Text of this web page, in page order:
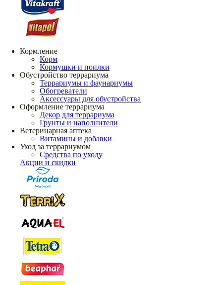
Кормление
Корм
Кормушки и поилки
Обустройство террариума
Террариумы и фаунариумы
Обогреватели
Аксессуары для обустройства
Оформление террариума
Декор для террариума
Грунты и наполнители
Ветеринарная аптека
Витамины и добавки
Уход за террариумом
Средства по уходу
Акции и скидки